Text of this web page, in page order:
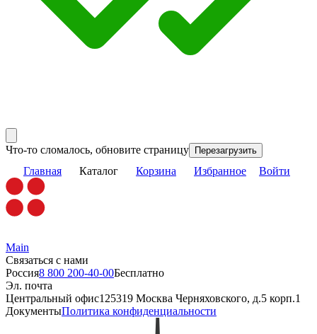
Что-то сломалось, обновите страницу Перезагрузить
Главная Каталог Корзина Избранное Войти
Main
Связаться с нами
Россия8 800 200-40-00Бесплатно
Эл. почта
Центральный офис125319 Москва Черняховского, д.5 корп.1
ДокументыПолитика конфиденциальности